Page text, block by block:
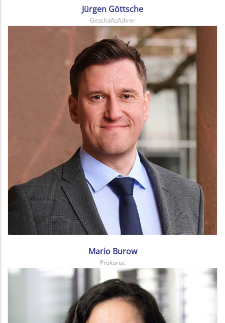
Jürgen Göttsche
Geschäftsführer
Mario Burow
Prokurist